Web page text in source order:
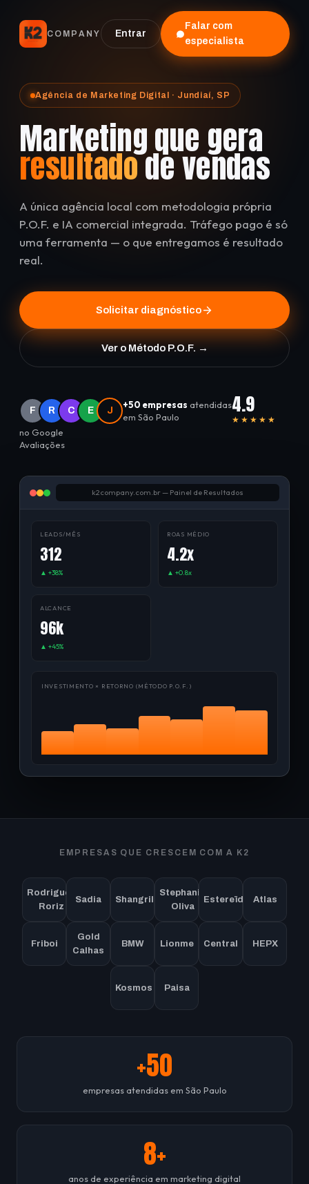
COMPANY Entrar
Falar com
especialista
Agência de Marketing Digital · Jundiaí, SP
Marketing que gera
resultadode vendas
A única agência local com metodologia própria
P.O.F. e IA comercial integrada. Tráfego pago é só
uma ferramenta — o que entregamos é resultado
real.
Solicitar diagnóstico
Ver o Método P.O.F. →
F R C E J
+50 empresas atendidas
em São Paulo
4.9
★★★★★
no Google
Avaliações
k2company.com.br — Painel de Resultados
LEADS/MÊS
312
▲ +38%
ROAS MÉDIO
4.2x
▲ +0.8x
ALCANCE
96k
▲ +45%
INVESTIMENTO × RETORNO (MÉTODO P.O.F.)
EMPRESAS QUE CRESCEM COM A K2
Rodrigues
Roriz
Sadia Shangrilla
Stephanie
Oliva
Estereïdi Atlas
Friboi
Gold
Calhas
BMW Lionme Central HEPX
Kosmos Paisa
+50
empresas atendidas em São Paulo
8+
anos de experiência em marketing digital